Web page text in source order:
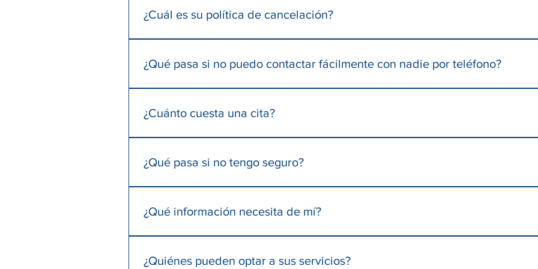
un mensaje a algunas personas para cubrir las vacantes y le daremos la cita a la primera
¿Cuál es su política de cancelación?
para que podamos poner ese espacio a disposición de otro paciente.Si usted falta a dos citas
¿Qué pasa si no puedo contactar fácilmente con nadie por teléfono?
Puede comunicarse con nosotros más fácilmente en tiempo real durante el horario de
¿Cuánto cuesta una cita?
servicios de forma gratuita durante 3 años, además de pagar a nuestros proveedores y
donaciones y estamos solicitando otras subvenciones para continuar ofreciendo nuestros
¿Qué pasa si no tengo seguro?
¿Qué información necesita de mí?
fecha de nacimiento, correo electrónico, número de teléfono e historial médico.
¿Quiénes pueden optar a sus servicios?